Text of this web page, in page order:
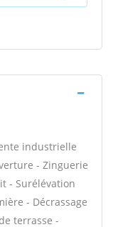
industrielle
- Zinguerie
- Surélévation
- Décrassage
terrasse -